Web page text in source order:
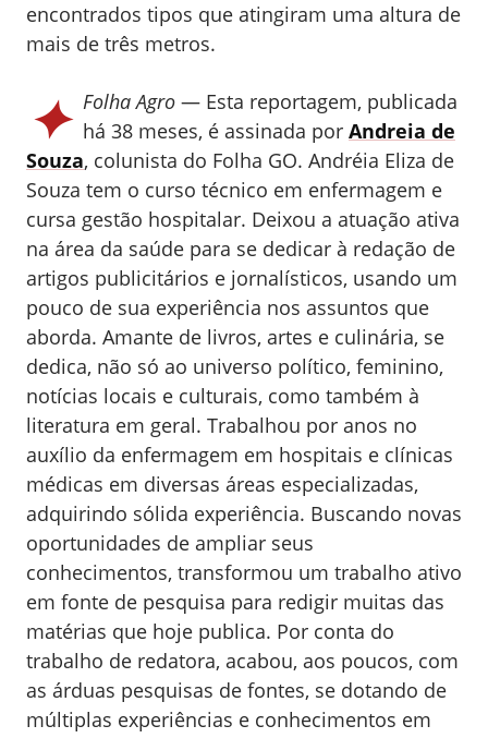
encontrados tipos que atingiram uma altura de
mais de três metros.
✦ Folha Agro — Esta reportagem, publicada
há 38 meses, é assinada por Andreia de
Souza, colunista do Folha GO. Andréia Eliza de
Souza tem o curso técnico em enfermagem e
cursa gestão hospitalar. Deixou a atuação ativa
na área da saúde para se dedicar à redação de
artigos publicitários e jornalísticos, usando um
pouco de sua experiência nos assuntos que
aborda. Amante de livros, artes e culinária, se
dedica, não só ao universo político, feminino,
notícias locais e culturais, como também à
literatura em geral. Trabalhou por anos no
auxílio da enfermagem em hospitais e clínicas
médicas em diversas áreas especializadas,
adquirindo sólida experiência. Buscando novas
oportunidades de ampliar seus
conhecimentos, transformou um trabalho ativo
em fonte de pesquisa para redigir muitas das
matérias que hoje publica. Por conta do
trabalho de redatora, acabou, aos poucos, com
as árduas pesquisas de fontes, se dotando de
múltiplas experiências e conhecimentos em